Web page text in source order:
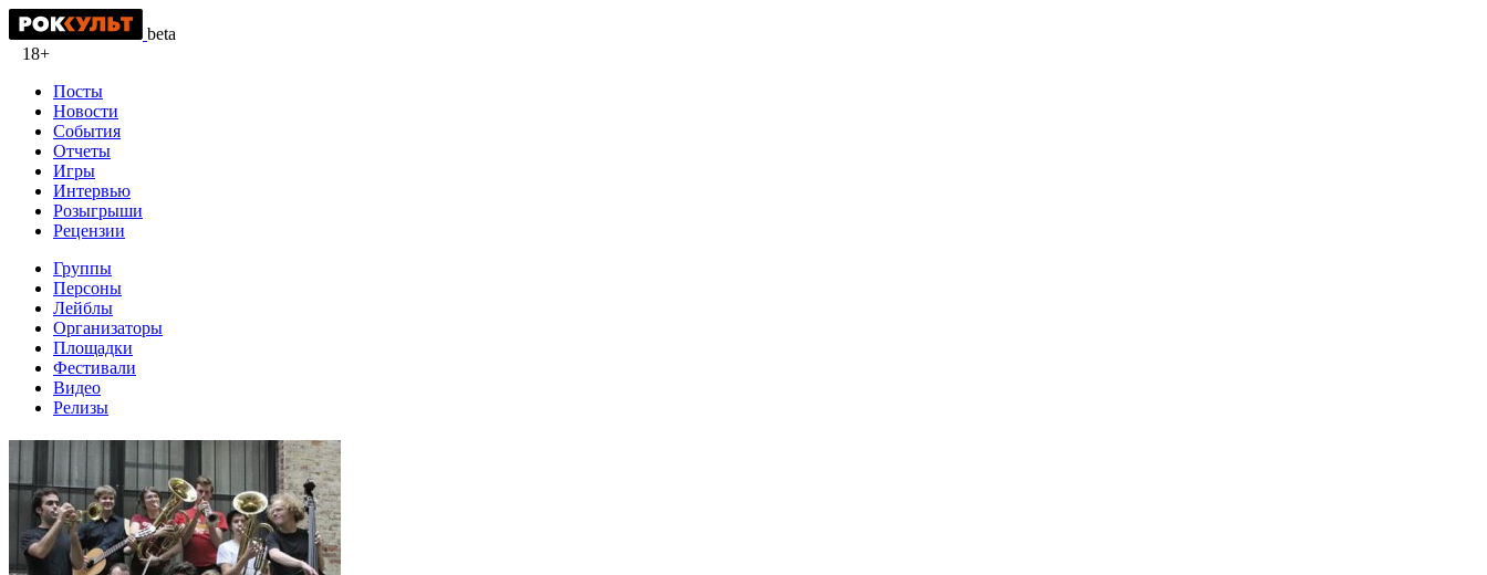
beta
18+
Посты
Новости
События
Отчеты
Игры
Интервью
Розыгрыши
Рецензии
Группы
Персоны
Лейблы
Организаторы
Площадки
Фестивали
Видео
Релизы